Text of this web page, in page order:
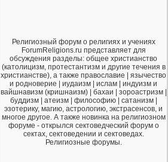
Религиозный форум о религиях и учениях
ForumReligions.ru представляет для
обсуждения разделы: общее христианство
(католицизм, протестантизм и другие течения в
христианстве), а также православие | язычество
и родноверие | иудаизм | ислам | индуизм и
вайшнавизм (кришнаизм) | бахаи | зороастризм |
буддизм | атеизм | философию | сатанизм |
эзотерику, магию, астрологию, экстрасенсов, и
многое другое. А также новинка на религиозном
форуме - открылся сектоведческий форум о
сектах, сектоведении и сектоведах.
Религиозные форумы.